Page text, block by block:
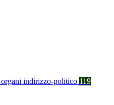
indirizzo-politico 119